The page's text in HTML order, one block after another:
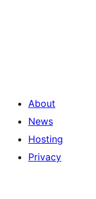
About
News
Hosting
Privacy